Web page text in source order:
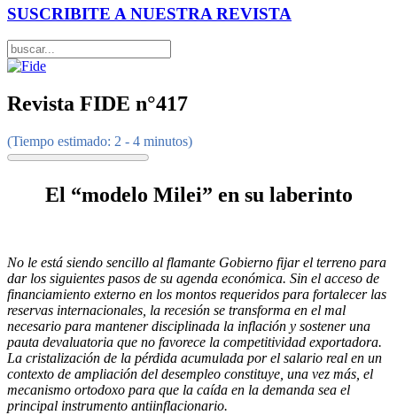
SUSCRIBITE A NUESTRA REVISTA
Revista FIDE n°417
(Tiempo estimado: 2 - 4 minutos)
El “modelo Milei” en su laberinto
No le está siendo sencillo al flamante Gobierno fijar el terreno para
dar los siguientes pasos de su agenda económica. Sin el acceso de
financiamiento externo en los montos requeridos para fortalecer las
reservas internacionales, la recesión se transforma en el mal
necesario para mantener disciplinada la inflación y sostener una
pauta devaluatoria que no favorece la competitividad exportadora.
La cristalización de la pérdida acumulada por el salario real en un
contexto de ampliación del desempleo constituye, una vez más, el
mecanismo ortodoxo para que la caída en la demanda sea el
principal instrumento antiinflacionario.